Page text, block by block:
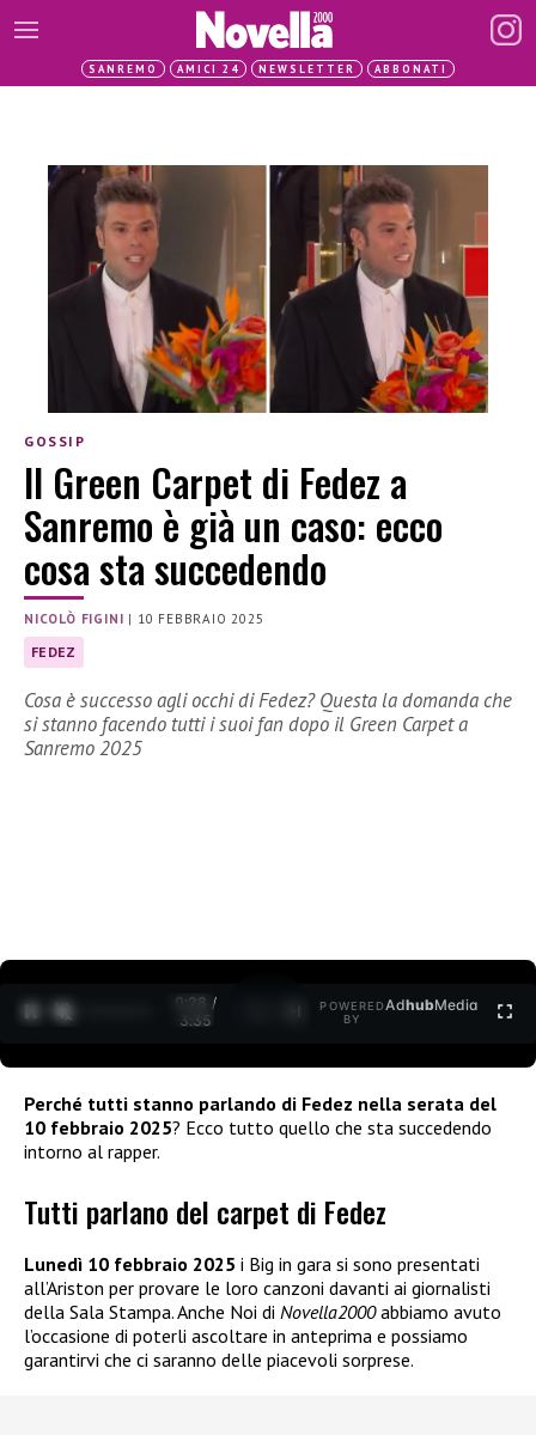
SANREMO AMICI 24 NEWSLETTER ABBONATI
GOSSIP
Il Green Carpet di Fedez a
Sanremo è già un caso: ecco
cosa sta succedendo
NICOLÒ FIGINI | 10 FEBBRAIO 2025
FEDEZ
Cosa è successo agli occhi di Fedez? Questa la domanda che
si stanno facendo tutti i suoi fan dopo il Green Carpet a
Sanremo 2025
0:29 /
3:35
POWERED
BY
AdhubMedia
Perché tutti stanno parlando di Fedez nella serata del
10 febbraio 2025? Ecco tutto quello che sta succedendo
intorno al rapper.
Tutti parlano del carpet di Fedez
Lunedì 10 febbraio 2025 i Big in gara si sono presentati
all’Ariston per provare le loro canzoni davanti ai giornalisti
della Sala Stampa. Anche Noi di Novella2000abbiamo avuto
l’occasione di poterli ascoltare in anteprima e possiamo
garantirvi che ci saranno delle piacevoli sorprese.